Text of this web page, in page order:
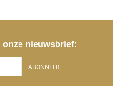
nieuwsbrief:
ABONNEER